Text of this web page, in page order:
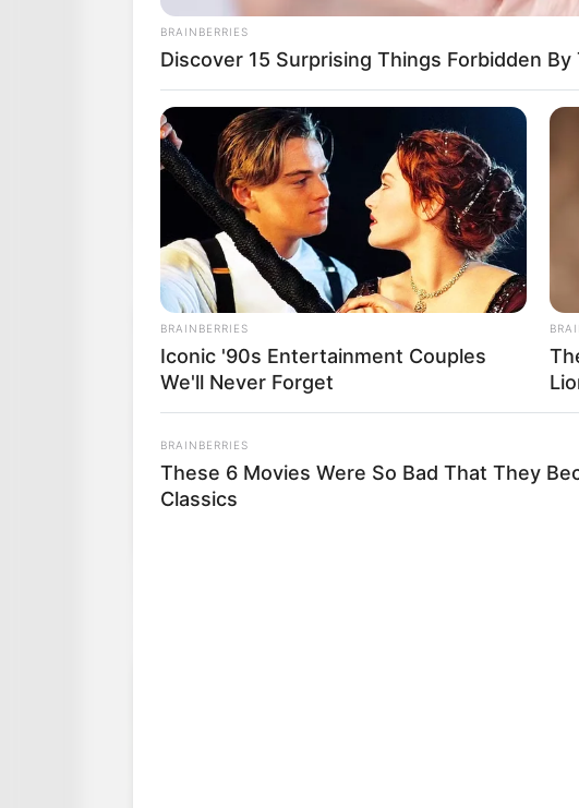
BRAINBERRIES
Discover 15 Surprising Things Forbidden By
BRAINBERRIES
Iconic '90s Entertainment Couples
We'll Never Forget
BRAINBERRIES
These 6 Movies Were So Bad That They
Classics